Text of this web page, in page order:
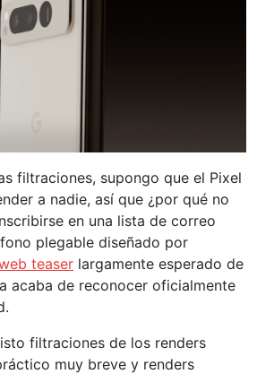
filtraciones, supongo que el Pixel
a nadie, así que ¿por qué no
en una lista de correo
plegable diseñado por
teaser largamente esperado de
acaba de reconocer oficialmente
filtraciones de los renders
muy breve y renders